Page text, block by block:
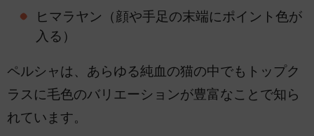
ヒマラヤン（顔や手足の末端にポイント色が
入る）
ペルシャは、あらゆる純血の猫の中でもトップク
ラスに毛色のバリエーションが豊富なことで知ら
れています。